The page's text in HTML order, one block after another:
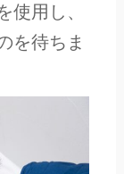
用し、
を待ちま